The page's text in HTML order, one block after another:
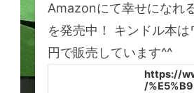
Amazonにて幸せになれ
を発売中！ キンドル本
円で販売しています^^
https://
/